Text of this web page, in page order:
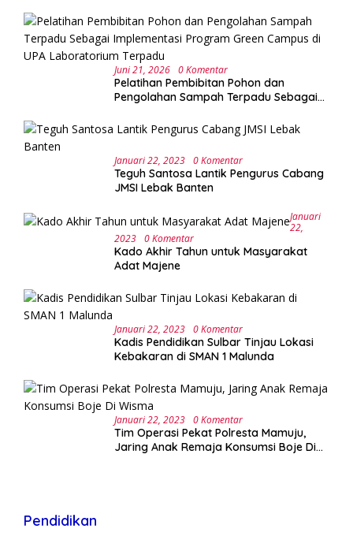
Juni 21, 2026 0 Komentar
Pelatihan Pembibitan Pohon dan
Pengolahan Sampah Terpadu Sebagai
UPA Laboratorium Terpadu
Januari 22, 2023 0 Komentar
Teguh Santosa Lantik Pengurus Cabang
JMSI Lebak Banten
Januari
22,
2023 0 Komentar
Kado Akhir Tahun untuk Masyarakat
Adat Majene
Januari 22, 2023 0 Komentar
Kadis Pendidikan Sulbar Tinjau Lokasi
Kebakaran di SMAN 1 Malunda
Januari 22, 2023 0 Komentar
Tim Operasi Pekat Polresta Mamuju,
Jaring Anak Remaja Konsumsi Boje Di
Pendidikan